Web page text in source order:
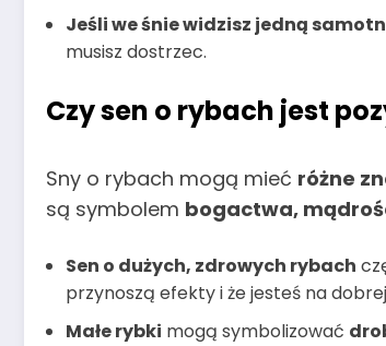
Jeśli we śnie widzisz jedną
musisz dostrzec.
Czy sen o rybach jest
Sny o rybach mogą mieć różne
są symbolem bogactwa,
Sen o dużych, zdrowych rybach
przynoszą efekty i że jesteś na
Małe rybki mogą symbolizować